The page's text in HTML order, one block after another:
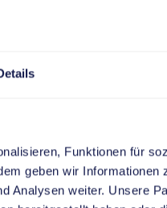
Funktionen für
geben wir Informationen
Analysen weiter. Unsere